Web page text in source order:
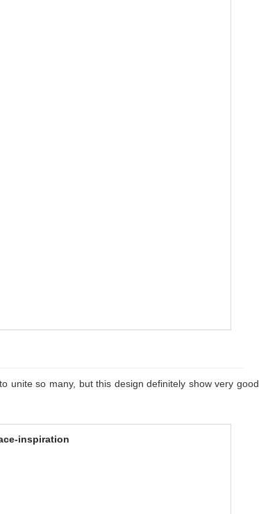
unite so many, but this design definitely show very good